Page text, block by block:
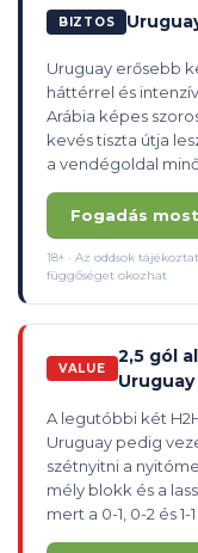
BIZTOS
Uruguay erősebb
háttérrel és
Arábia képes
kevés tiszta útja
a vendégoldal
Fogadás
18+ · Az oddsok
függőséget okozhat
VALUE
2,5 gól
A legutóbbi két
Uruguay pedig
szétnyitni a
mély blokk és a
mert a 0-1, 0-2 és